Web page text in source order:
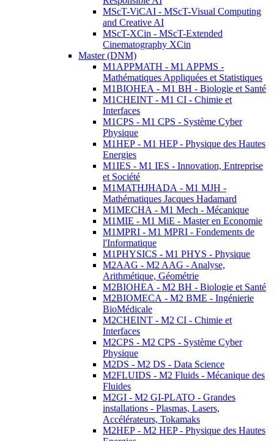
MScT-ViCAI - MScT-Visual Computing
and Creative AI
MScT-XCin - MScT-Extended
Cinematography XCin
Master (DNM)
M1APPMATH - M1 APPMS -
Mathématiques Appliquées et Statistiques
M1BIOHEA - M1 BH - Biologie et Santé
M1CHEINT - M1 CI - Chimie et
Interfaces
M1CPS - M1 CPS - Système Cyber
Physique
M1HEP - M1 HEP - Physique des Hautes
Energies
M1IES - M1 IES - Innovation, Entreprise
et Société
M1MATHJHADA - M1 MJH -
Mathématiques Jacques Hadamard
M1MECHA - M1 Mech - Mécanique
M1MIE - M1 MiE - Master en Economie
M1MPRI - M1 MPRI - Fondements de
l'Informatique
M1PHYSICS - M1 PHYS - Physique
M2AAG - M2 AAG - Analyse,
Arithmétique, Géométrie
M2BIOHEA - M2 BH - Biologie et Santé
M2BIOMECA - M2 BME - Ingénierie
BioMédicale
M2CHEINT - M2 CI - Chimie et
Interfaces
M2CPS - M2 CPS - Système Cyber
Physique
M2DS - M2 DS - Data Science
M2FLUIDS - M2 Fluids - Mécanique des
Fluides
M2GI - M2 GI-PLATO - Grandes
installations - Plasmas, Lasers,
Accélérateurs, Tokamaks
M2HEP - M2 HEP - Physique des Hautes